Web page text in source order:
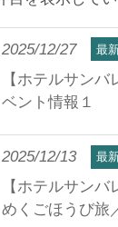
2025/12/27 最
【ホテルサン
ベント情報１
2025/12/13 最
【ホテルサン
めくごほうび旅